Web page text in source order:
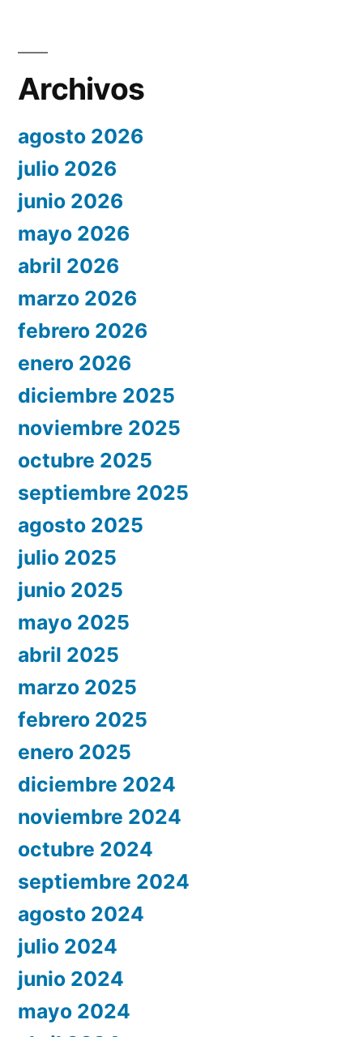
Archivos
agosto 2026
julio 2026
junio 2026
mayo 2026
abril 2026
marzo 2026
febrero 2026
enero 2026
diciembre 2025
noviembre 2025
octubre 2025
septiembre 2025
agosto 2025
julio 2025
junio 2025
mayo 2025
abril 2025
marzo 2025
febrero 2025
enero 2025
diciembre 2024
noviembre 2024
octubre 2024
septiembre 2024
agosto 2024
julio 2024
junio 2024
mayo 2024